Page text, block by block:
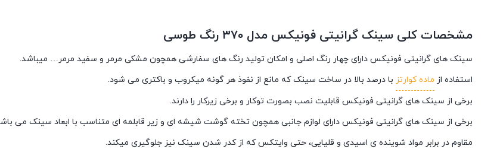
مشخصات کلی سینک گرانیتی فونیکس مدل ۳۷۰ رنگ طوسی
سینک های گرانیتی فونیکس دارای چهار رنگ اصلی و امکان تولید رنگ های سفارشی همچون مشکی مرمر و سفید مرمر… میباشد.
استفاده از ماده کوارتز با درصد بالا در ساخت سینک که مانع از نفوذ هر گونه میکروب و باکتری می شود.
برخی از سینک های گرانیتی فونیکس قابلیت نصب بصورت توکار و برخی زیرکار را دارند.
برخی از سینک های گرانیتی فونیکس دارای لوازم جانبی همچون تخته گوشت شیشه ای و زیر قابلمه ای متناسب با ابعاد سینک می
مقاوم در برابر مواد شوینده ی اسیدی و قلیایی، حتی وایتکس که از کدر شدن سینک نیز جلوگیری میکند.